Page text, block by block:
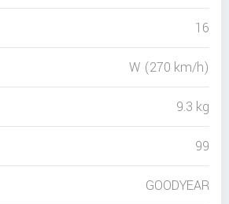
16
W (270 km/h)
9.3 kg
99
GOODYEAR